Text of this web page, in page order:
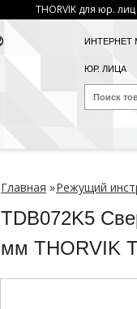
THORVIK для юр. лиц
ИНТЕРНЕТ
ЮР. ЛИЦА
Главная »Режущий
TDB072K5
мм THORVIK